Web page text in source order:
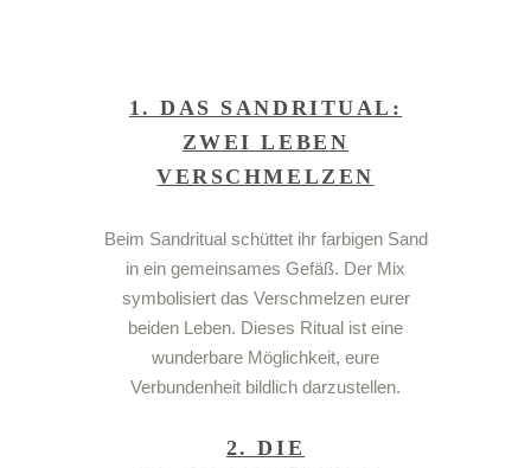
1. DAS SANDRITUAL:
ZWEI LEBEN
VERSCHMELZEN
Beim Sandritualschüttet ihr farbigen Sand
in ein gemeinsames Gefäß. Der Mix
symbolisiert das Verschmelzen eurer
beiden Leben. Dieses Ritual ist eine
wunderbare Möglichkeit, eure
Verbundenheit bildlich darzustellen.
2. DIE